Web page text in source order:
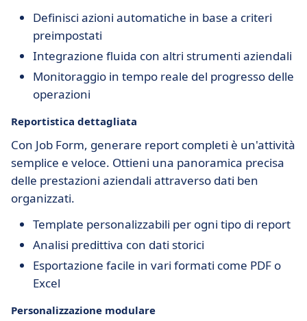
Definisci azioni automatiche in base a criteri
preimpostati
Integrazione fluida con altri strumenti aziendali
Monitoraggio in tempo reale del progresso delle
operazioni
Reportistica dettagliata
Con Job Form, generare report completi è un'attività
semplice e veloce. Ottieni una panoramica precisa
delle prestazioni aziendali attraverso dati ben
organizzati.
Template personalizzabili per ogni tipo di report
Analisi predittiva con dati storici
Esportazione facile in vari formati come PDF o
Excel
Personalizzazione modulare